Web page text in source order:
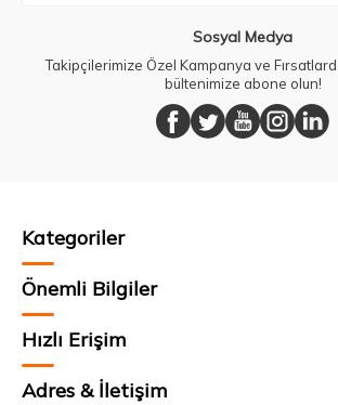
Sosyal Medya
Takipçilerimize Özel Kampanya ve
bültenimize abone olun!
Kategoriler
Önemli Bilgiler
Hızlı Erişim
Adres & İletişim